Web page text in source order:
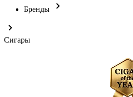
Бренды
Сигары